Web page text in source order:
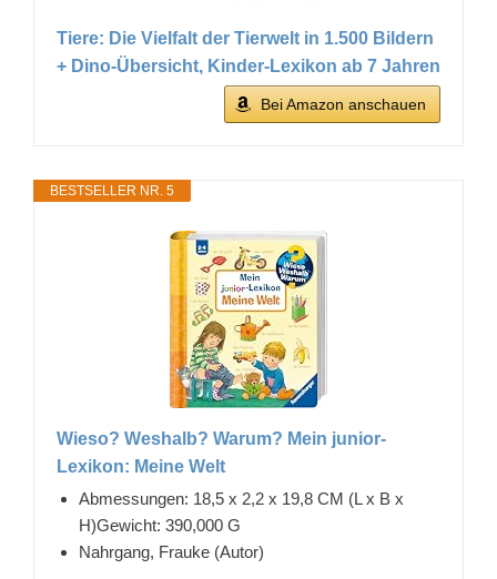
Tiere: Die Vielfalt der Tierwelt in 1.500 Bildern
+ Dino-Übersicht, Kinder-Lexikon ab 7 Jahren
Bei Amazon anschauen
BESTSELLER NR. 5
Wieso? Weshalb? Warum? Mein junior-
Lexikon: Meine Welt
Abmessungen: 18,5 x 2,2 x 19,8 CM (L x B x
H)Gewicht: 390,000 G
Nahrgang, Frauke (Autor)